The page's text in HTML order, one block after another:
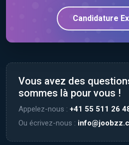
Candidature
Vous avez des
sommes là pour vous !
Appelez-nous : +41 55 511 26
Ou écrivez-nous :